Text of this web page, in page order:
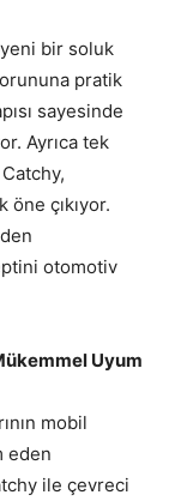
bir soluk
pratik
sayesinde
Ayrıca tek
öne çıkıyor.
otomotiv
Uyum
mobil
eden
ile çevreci